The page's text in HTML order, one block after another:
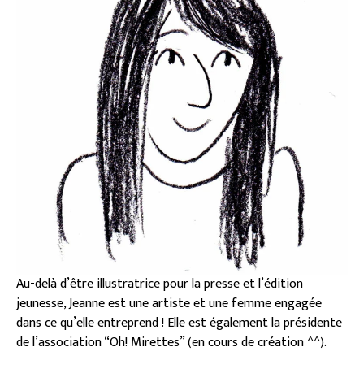
Au-delà d’être illustratrice pour la presse et l’édition
jeunesse, Jeanne est une artiste et une femme engagée
dans ce qu’elle entreprend ! Elle est également la présidente
de l’association “Oh! Mirettes” (en cours de création ^^).